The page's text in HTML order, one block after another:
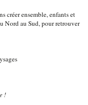
créer ensemble, enfants et
Nord au Sud, pour retrouver
!